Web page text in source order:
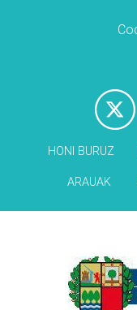
HONI BURUZ
ARAUAK